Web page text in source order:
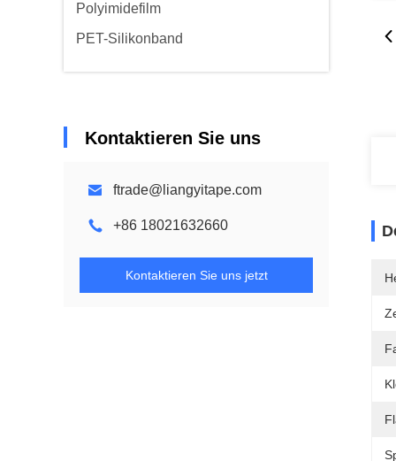
Polyimidefilm
PET-Silikonband
Kontaktieren Sie uns
ftrade@liangyitape.com
+86 18021632660
Kontaktieren Sie uns jetzt